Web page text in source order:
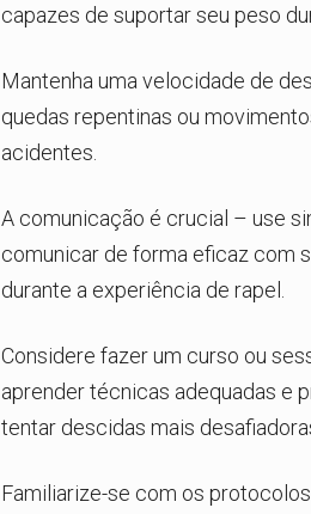
capazes de suportar seu peso
Mantenha uma velocidade de
quedas repentinas ou
acidentes.
A comunicação é crucial – use
comunicar de forma eficaz com
durante a experiência de rapel.
Considere fazer um curso ou
aprender técnicas adequadas e
tentar descidas mais
Familiarize-se com os